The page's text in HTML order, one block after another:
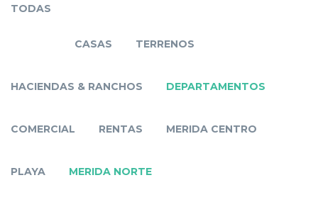
TODAS
CASAS TERRENOS
HACIENDAS & RANCHOS DEPARTAMENTOS
COMERCIAL RENTAS MERIDA CENTRO
PLAYA MERIDA NORTE